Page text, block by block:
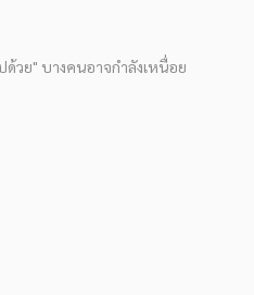
ด้วย" บางคนอาจกำลังเหนื่อย